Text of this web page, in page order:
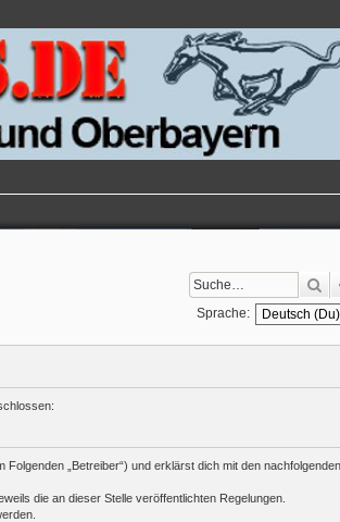
Sprache:
„Betreiber“) und erklärst dich mit den nachfolgenden
die an dieser Stelle veröffentlichten Regelungen.